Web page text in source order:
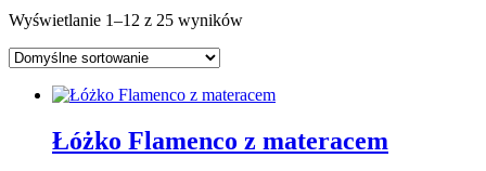
Wyświetlanie 1–12 z 25 wyników
Łóżko Flamenco z materacem